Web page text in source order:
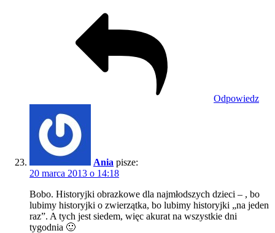
Odpowiedz
Ania pisze:
20 marca 2013 o 14:18
Bobo. Historyjki obrazkowe dla najmłodszych dzieci – , bo
lubimy historyjki o zwierzątka, bo lubimy historyjki „na jeden
raz”. A tych jest siedem, więc akurat na wszystkie dni
tygodnia 🙂